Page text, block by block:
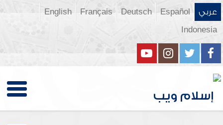
عربي Español
Deutsch
Français
English
Indonesia